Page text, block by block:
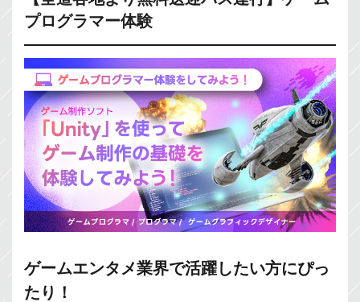
プログラマー体験
ゲームエンタメ業界で活躍したい方にぴっ
たり！